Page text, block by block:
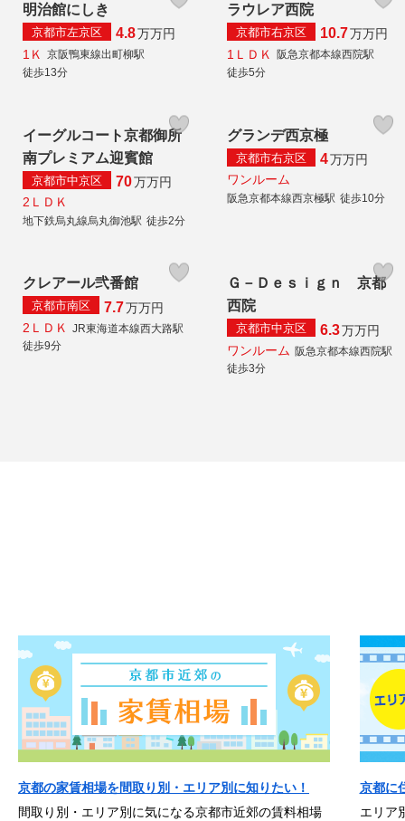
明治館にしき
京都市左京区 4.8万万円
1Ｋ
京阪鴨東線出町柳駅
徒歩13分
ラウレア西院
京都市右京区 10.7万万円
1ＬＤＫ
阪急京都本線西院駅
徒歩5分
イーグルコート京都御所
南プレミアム迎賓館
京都市中京区 70万万円
2ＬＤＫ
地下鉄烏丸線烏丸御池駅 徒歩2分
グランデ西京極
京都市右京区 4万万円
ワンルーム
阪急京都本線西京極駅 徒歩10分
クレアール弐番館
京都市南区 7.7万万円
2ＬＤＫ
JR東海道本線西大路駅
徒歩9分
Ｇ－Ｄｅｓｉｇｎ 京都
西院
京都市中京区 6.3万万円
ワンルーム 阪急京都本線西院駅
徒歩3分
京都の家賃相場を間取り別・エリア別に知りたい！
間取り別・エリア別に気になる京都市近郊の賃料相場
京都に
エリア